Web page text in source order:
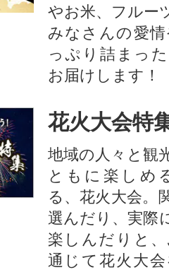
やお米、フルー
みなさんの愛
っぷり詰まっ
お届けします！
花火大会特
地域の人々と観
ともに楽しめ
る、花火大会。
選んだり、実際
楽しんだりと
通じて花火大